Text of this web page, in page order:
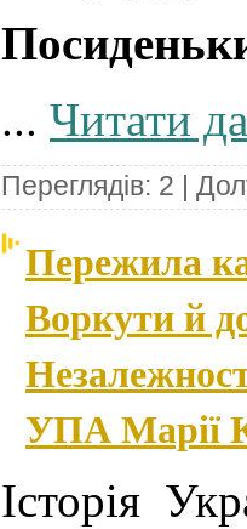
... Читати
Переглядів: 2 |
Пережила
Воркути й
УПА Марії
Історія